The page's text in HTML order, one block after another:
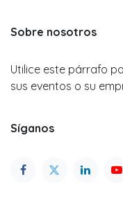
Sobre nosotros
Utilice este párrafo
sus eventos o su
Síganos